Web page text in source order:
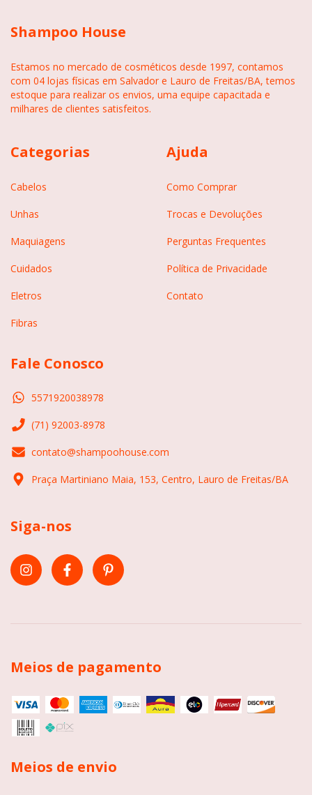
Shampoo House
Estamos no mercado de cosméticos desde 1997, contamos
com 04 lojas físicas em Salvador e Lauro de Freitas/BA, temos
estoque para realizar os envios, uma equipe capacitada e
milhares de clientes satisfeitos.
Categorias
Cabelos
Unhas
Maquiagens
Cuidados
Eletros
Fibras
Ajuda
Como Comprar
Trocas e Devoluções
Perguntas Frequentes
Política de Privacidade
Contato
Fale Conosco
5571920038978
(71) 92003-8978
contato@shampoohouse.com
Praça Martiniano Maia, 153, Centro, Lauro de Freitas/BA
Siga-nos
Meios de pagamento
Meios de envio